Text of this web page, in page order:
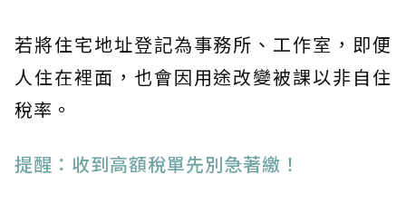
若將住宅地址登記為事務所、工作室，即便
人住在裡面，也會因用途改變被課以非自住
稅率。
提醒：收到高額稅單先別急著繳！